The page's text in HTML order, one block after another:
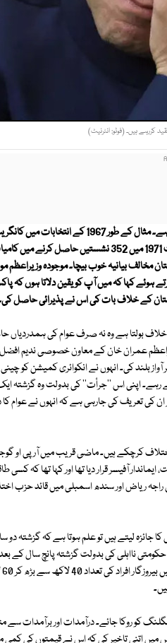
کررہے ہیں۔ (فوٹو: انٹرنیٹ)
اگر ہم ہندوستان کی تاریخ کا جائزہ لیں تو پاکستان مخالف بیانیہ کو ہمیشہ پذیرائی حاصل رہی ہے۔ مثال کے طور
پاکستان مخالف بیانیے کی بدولت 283 نشستیں جیت کر حکومت بنائی تو اسی بیانیہ کی بدولت 1971 میں 352 نشستیں حاصل
مخالف بیانیہ خوب بیچا۔ موجودہ وزیراعظم
ہوئے کہا کہ میں آپ کو یقین دلاتا ہوں کہ
کے خلاف بات کی اس نے پذیرائی حاصل
بولتا ہے وہ نہ صرف عوام کی ہمدردیاں
عمران خان کے معاون خصوصی ندیم
بلند کی۔ انہوں نے انکوائری کمیشن کو
دیتے رہے۔ اپنی اس ''جرأت'' کی بدولت وہ گزشتہ
کی تعریف کی جارہی ہے کہ انہوں نے عوام کا
کرچکے ہیں۔ ماضی قریب میں آر پی او
آفیسر قرار دیا تھا اور کہا تھا کہ کسی
راجہ ریاض اور سندھ اسمبلی میں قائد حزب
جائزہ لیتے ہیں تو علم ہوتا ہے کہ گزشتہ دو
نااہلی کی بدولت گزشتہ پانچ سال کے
بار
کو روکا جائے۔ درآمدات اور برآمدات سے
اتنی تاخیر کی کہ اس نے قیمتوں کی کمی